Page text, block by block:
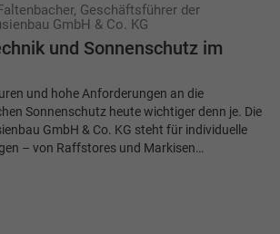
Geschäftsführer der
GmbH & Co. KG
und Sonnenschutz im
und hohe Anforderungen an die
Sonnenschutz heute wichtiger denn je. Die
GmbH & Co. KG steht für individuelle
– von Raffstores und Markisen…